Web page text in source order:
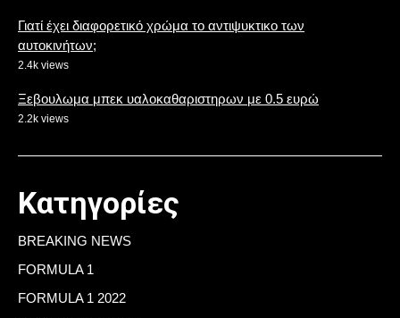
Γιατί έχει διαφορετικό χρώμα το αντιψυκτικο των
αυτοκινήτων;
2.4k views
Ξεβουλωμα μπεκ υαλοκαθαριστηρων με 0.5 ευρώ
2.2k views
Κατηγορίες
BREAKING NEWS
FORMULA 1
FORMULA 1 2022